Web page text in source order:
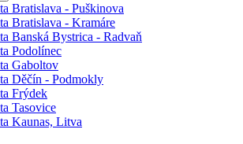
Bratislava - Puškinova
Bratislava - Kramáre
Banská Bystrica - Radvaň
Podolínec
Gaboltov
Děčín - Podmokly
Frýdek
Tasovice
Kaunas, Litva